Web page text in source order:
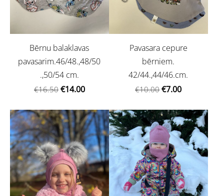
Bērnu balaklavas
pavasarim.46/48.,48/50
.,50/54 cm.
€16.50 €14.00
Pavasara cepure
bērniem.
42/44.,44/46.cm.
€10.00 €7.00